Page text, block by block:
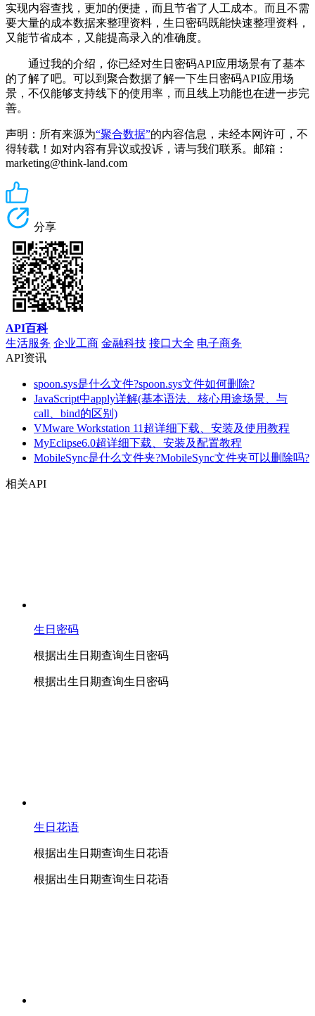
实现内容查找，更加的便捷，而且节省了人工成本。而且不需
要大量的成本数据来整理资料，生日密码既能快速整理资料，
又能节省成本，又能提高录入的准确度。
通过我的介绍，你已经对生日密码API应用场景有了基本
的了解了吧。可以到聚合数据了解一下生日密码API应用场
景，不仅能够支持线下的使用率，而且线上功能也在进一步完
善。
声明：所有来源为“聚合数据”的内容信息，未经本网许可，不
得转载！如对内容有异议或投诉，请与我们联系。邮箱：
marketing@think-land.com
分享
API百科
生活服务 企业工商 金融科技 接口大全 电子商务
API资讯
spoon.sys是什么文件?spoon.sys文件如何删除?
JavaScript中apply详解(基本语法、核心用途场景、与
call、bind的区别)
VMware Workstation 11超详细下载、安装及使用教程
MyEclipse6.0超详细下载、安装及配置教程
MobileSync是什么文件夹?MobileSync文件夹可以删除吗?
相关API
生日密码
根据出生日期查询生日密码
根据出生日期查询生日密码
生日花语
根据出生日期查询生日花语
根据出生日期查询生日花语